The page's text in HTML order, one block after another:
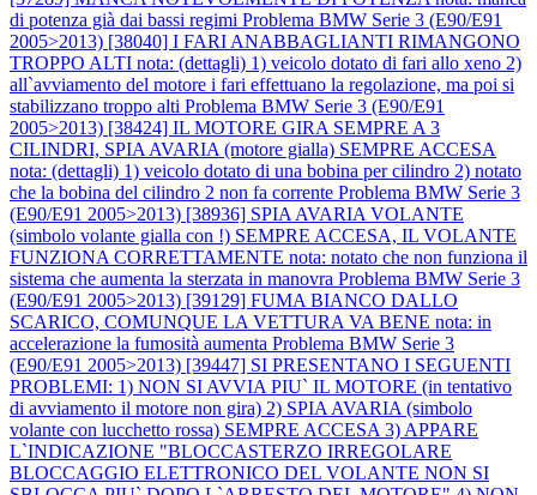
di potenza già dai bassi regimi Problema BMW Serie 3 (E90/E91
2005>2013) [38040] I FARI ANABBAGLIANTI RIMANGONO
TROPPO ALTI nota: (dettagli) 1) veicolo dotato di fari allo xeno 2)
all`avviamento del motore i fari effettuano la regolazione, ma poi si
stabilizzano troppo alti Problema BMW Serie 3 (E90/E91
2005>2013) [38424] IL MOTORE GIRA SEMPRE A 3
CILINDRI, SPIA AVARIA (motore gialla) SEMPRE ACCESA
nota: (dettagli) 1) veicolo dotato di una bobina per cilindro 2) notato
che la bobina del cilindro 2 non fa corrente Problema BMW Serie 3
(E90/E91 2005>2013) [38936] SPIA AVARIA VOLANTE
(simbolo volante gialla con !) SEMPRE ACCESA, IL VOLANTE
FUNZIONA CORRETTAMENTE nota: notato che non funziona il
sistema che aumenta la sterzata in manovra Problema BMW Serie 3
(E90/E91 2005>2013) [39129] FUMA BIANCO DALLO
SCARICO, COMUNQUE LA VETTURA VA BENE nota: in
accelerazione la fumosità aumenta Problema BMW Serie 3
(E90/E91 2005>2013) [39447] SI PRESENTANO I SEGUENTI
PROBLEMI: 1) NON SI AVVIA PIU` IL MOTORE (in tentativo
di avviamento il motore non gira) 2) SPIA AVARIA (simbolo
volante con lucchetto rossa) SEMPRE ACCESA 3) APPARE
L`INDICAZIONE "BLOCCASTERZO IRREGOLARE
BLOCCAGGIO ELETTRONICO DEL VOLANTE NON SI